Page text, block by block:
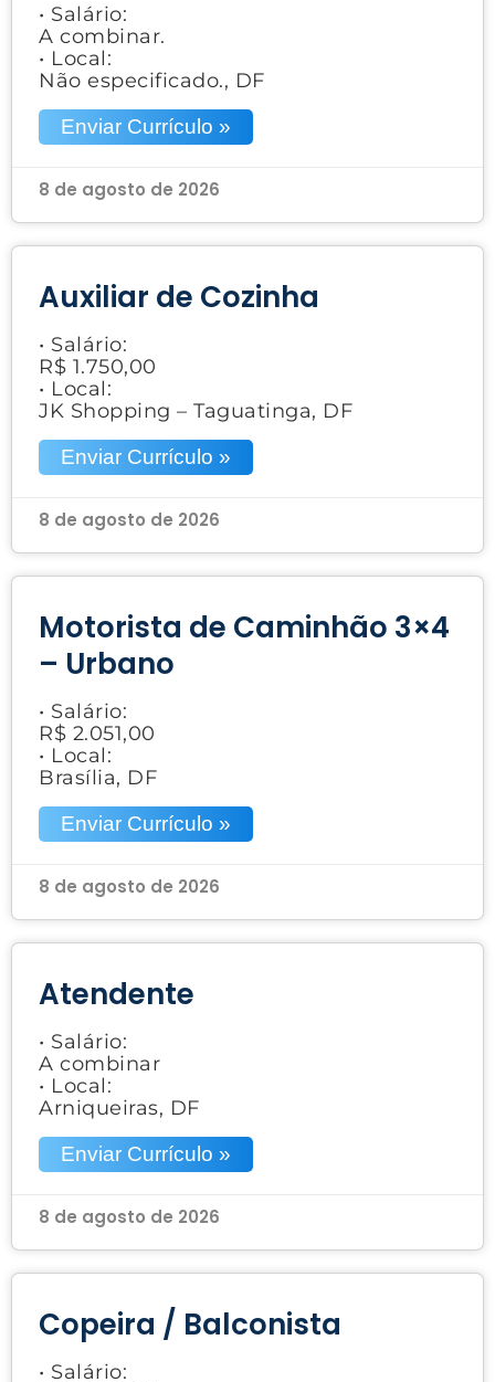
• Salário:
A combinar.
• Local:
Não especificado., DF
Enviar Currículo »
8 de agosto de 2026
Auxiliar de Cozinha
• Salário:
R$ 1.750,00
• Local:
JK Shopping – Taguatinga, DF
Enviar Currículo »
8 de agosto de 2026
Motorista de Caminhão 3×4
– Urbano
• Salário:
R$ 2.051,00
• Local:
Brasília, DF
Enviar Currículo »
8 de agosto de 2026
Atendente
• Salário:
A combinar
• Local:
Arniqueiras, DF
Enviar Currículo »
8 de agosto de 2026
Copeira / Balconista
• Salário: